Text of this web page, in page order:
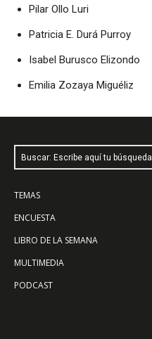
Pilar Ollo Luri
Patricia E. Durá Purroy
Isabel Burusco Elizondo
Emilia Zozaya Miguéliz
Buscar: Escribe aquí tu búsqueda
TEMAS
ENCUESTA
LIBRO DE LA SEMANA
MULTIMEDIA
PODCAST